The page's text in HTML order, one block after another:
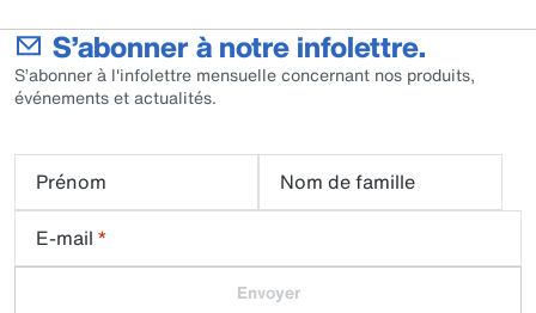
S’abonner à notre infolettre.
S’abonner à l'infolettre mensuelle concernant nos produits,
événements et actualités.
Prénom
Nom de famille
E-mail *
Envoyer